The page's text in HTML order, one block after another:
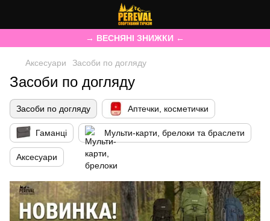
→ ВЕСНЯНІ ЗНИЖКИ ←
Аксесуари Засоби по догляду
Засоби по догляду
Засоби по догляду Аптечки, косметички
Гаманці Мульти-карти, брелоки та браслети
Аксесуари